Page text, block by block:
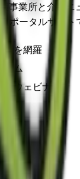
事業所と介護ニ
ポータルサイト
所を網羅
ラム
ウェビナー
ら